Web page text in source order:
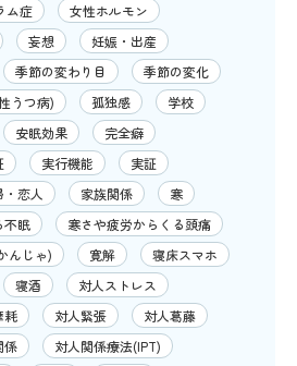
ム症
女性ホルモン
妄想
妊娠・出産
季節の変わり目
季節の変化
うつ病)
孤独感
学校
安眠効果
完全癖
実行機能
実証
恋人 家族関係
寒
不眠
寒さや疲労からくる頭痛
んじゃ) 寛解
寝床スマホ
寝酒
対人ストレス
耗 対人緊張
対人葛藤
係
対人関係療法(IPT)